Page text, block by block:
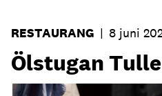
RESTAURANG | 8 juni
Ölstugan